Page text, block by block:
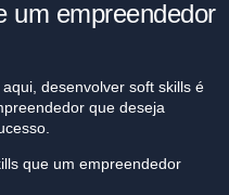
um empreendedor
desenvolver soft skills é
que deseja
que um empreendedor